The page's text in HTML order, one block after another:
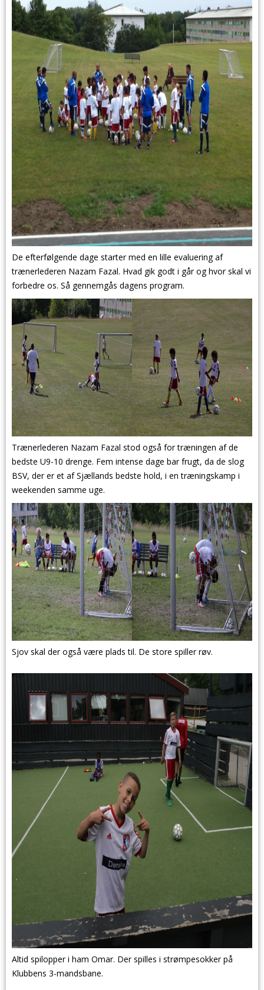
De efterfølgende dage starter med en lille evaluering af
trænerlederen Nazam Fazal. Hvad gik godt i går og hvor skal vi
forbedre os. Så gennemgås dagens program.
Trænerlederen Nazam Fazal stod også for træningen af de
bedste U9-10 drenge. Fem intense dage bar frugt, da de slog
BSV, der er et af Sjællands bedste hold, i en træningskamp i
weekenden samme uge.
Sjov skal der også være plads til. De store spiller røv.
Altid spilopper i ham Omar. Der spilles i strømpesokker på
Klubbens 3-mandsbane.